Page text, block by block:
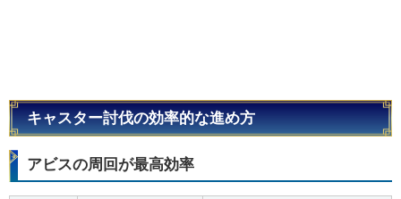
キャスター討伐の効率的な進め方
アビスの周回が最高効率